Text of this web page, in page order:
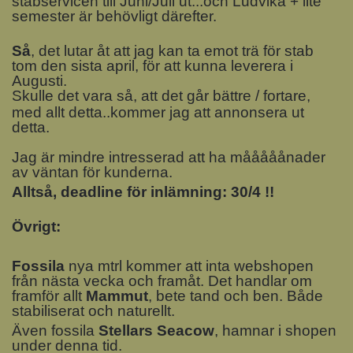
semester är behövligt därefter.
Så, det lutar åt att jag kan ta emot trä för stab
tom den sista april, för att kunna leverera i
Augusti.
Skulle det vara så, att det går bättre / fortare,
med allt detta..kommer jag att annonsera ut
detta.
Jag är mindre intresserad att ha mååååånader
av väntan för kunderna.
Alltså, deadline för inlämning: 30/4 !!
Övrigt:
Fossila nya mtrl kommer att inta webshopen
från nästa vecka och framåt. Det handlar om
framför allt Mammut, bete tand och ben. Både
stabiliserat och naturellt.
Även fossila Stellars Seacow, hamnar i shopen
under denna tid.